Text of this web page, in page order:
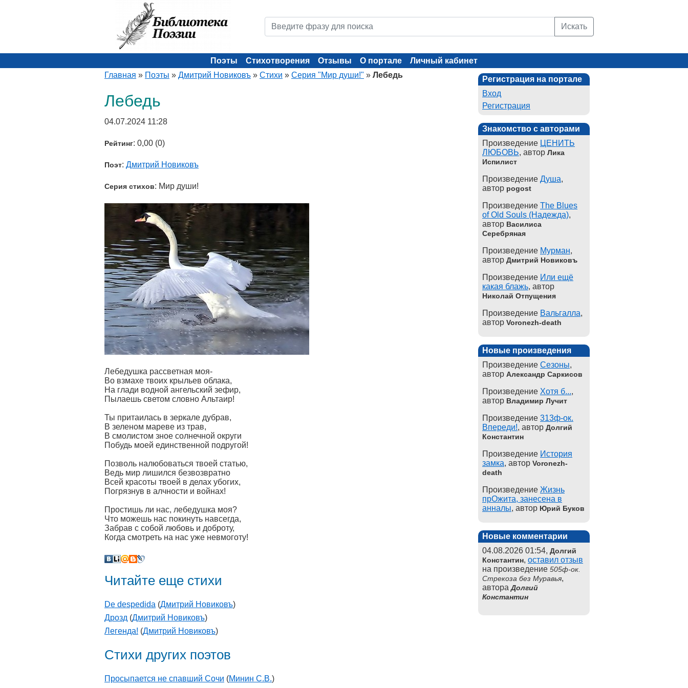
Искать
Поэты Стихотворения Отзывы О портале
Личный кабинет
Главная » Поэты » Дмитрий Новиковъ » Стихи » Серия "Мир души!" » Лебедь
Лебедь
04.07.2024 11:28
Рейтинг: 0,00 (0)
Поэт: Дмитрий Новиковъ
Серия стихов: Мир души!
Лебедушка рассветная моя-
Во взмахе твоих крыльев облака,
На глади водной ангельский зефир,
Пылаешь светом словно Альтаир!
Ты притаилась в зеркале дубрав,
В зеленом мареве из трав,
В смолистом зное солнечной округи
Побудь моей единственной подругой!
Позволь налюбоваться твоей статью,
Ведь мир лишился безвозвратно
Всей красоты твоей в делах убогих,
Погрязнув в алчности и войнах!
Простишь ли нас, лебедушка моя?
Что можешь нас покинуть навсегда,
Забрав с собой любовь и доброту,
Когда смотреть на нас уже невмоготу!
Читайте еще стихи
De despedida (Дмитрий Новиковъ)
Дрозд (Дмитрий Новиковъ)
Легенда! (Дмитрий Новиковъ)
Стихи других поэтов
Просыпается не спавший Сочи (Минин С.В.)
Регистрация на портале
Вход
Регистрация
Знакомство с авторами
Произведение ЦЕНИТЬ
ЛЮБОВЬ, автор Лика
Испилист
Произведение Душа,
автор pogost
Произведение The Blues
of Old Souls (Надежда),
автор Василиса
Серебряная
Произведение Мурман,
автор Дмитрий Новиковъ
Произведение Или ещё
какая блажь, автор
Николай Отпущения
Произведение Вальгалла,
автор Voronezh-death
Новые произведения
Произведение Сезоны,
автор Александр Саркисов
Произведение Хотя б...,
автор Владимир Лучит
Произведение 313ф-ок.
Впереди!, автор Долгий
Константин
Произведение История
замка, автор Voronezh-
death
Произведение Жизнь
прОжита, занесена в
анналы, автор Юрий Буков
Новые комментарии
04.08.2026 01:54, Долгий
Константин, оставил отзыв
на произведение 505ф-ок.
Стрекоза без Муравья,
автораДолгий
Константин